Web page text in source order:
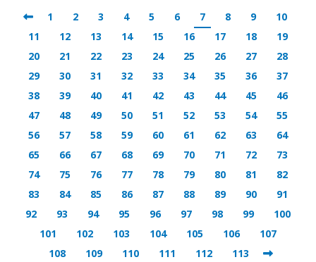
1 2 3 4 5 6 7 8 9
10
11
12 13 14 15 16 17 18
19
20
21 22 23 24 25 26 27
28
29
30 31 32 33 34 35 36
37
38
39 40 41 42 43 44 45
46
47
48 49 50 51 52 53 54
55
56
57 58 59 60 61 62 63
64
65
66 67 68 69 70 71 72
73
74
75 76 77 78 79 80 81
82
83
84 85 86 87 88 89 90
91
92
93 94 95 96 97 98 99
100
101
102 103 104 105 106
107
108
109 110 111 112 113